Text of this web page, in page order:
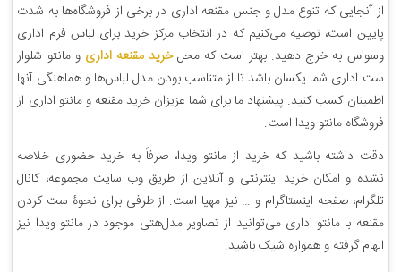
از آنجایی که تنوع مدل و جنس مقنعه اداری در برخی از فروشگاه‌ها به شدت
پایین است، توصیه می‌کنیم که در انتخاب مرکز خرید برای لباس فرم اداری
وسواس به خرج دهید. بهتر است که محلخرید مقنعه اداری و مانتو شلوار
ست اداری شما یکسان باشد تا از متناسب بودن مدل لباس‌ها و هماهنگی آنها
اطمینان کسب کنید. پیشنهاد ما برای شما عزیزان خرید مقنعه و مانتو اداری از
فروشگاه مانتو ویدا است.
دقت داشته باشید که خرید از مانتو ویدا، صرفاً به خرید حضوری خلاصه
نشده و امکان خرید اینترنتی و آنلاین از طریق وب سایت مجموعه، کانال
تلگرام، صفحه اینستاگرام و … نیز مهیا است. از طرفی برای نحوۀ ست کردن
مقنعه با مانتو اداری می‌توانید از تصاویر مدل‌هتی موجود در مانتو ویدا نیز
الهام گرفته و همواره شیک باشید.